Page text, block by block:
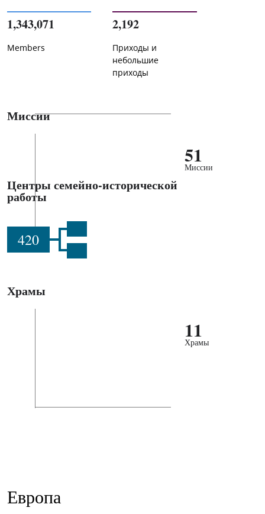
1,343,071
Members
2,192
Приходы и
небольшие
приходы
Миссии
51
Миссии
Центры семейно-исторической
работы
420
Храмы
11
Храмы
Европа